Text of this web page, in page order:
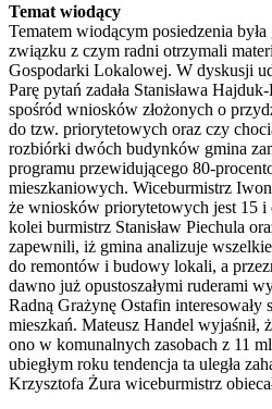
Temat wiodący
Tematem wiodącym posiedzenia
związku z czym radni otrzymali
Gospodarki Lokalowej. W dyskusji
Parę pytań zadała Stanisława
spośród wniosków złożonych o
do tzw. priorytetowych oraz czy
rozbiórki dwóch budynków gmina
programu przewidującego 80-
mieszkaniowych. Wiceburmistrz
że wniosków priorytetowych jest 15
kolei burmistrz Stanisław Piechula
zapewnili, iż gmina analizuje
do remontów i budowy lokali, a
dawno już opustoszałymi ruderami
Radną Grażynę Ostafin interesowały
mieszkań. Mateusz Handel wyjaśnił,
ono w komunalnych zasobach z 11
ubiegłym roku tendencja ta uległa
Krzysztofa Żura wiceburmistrz